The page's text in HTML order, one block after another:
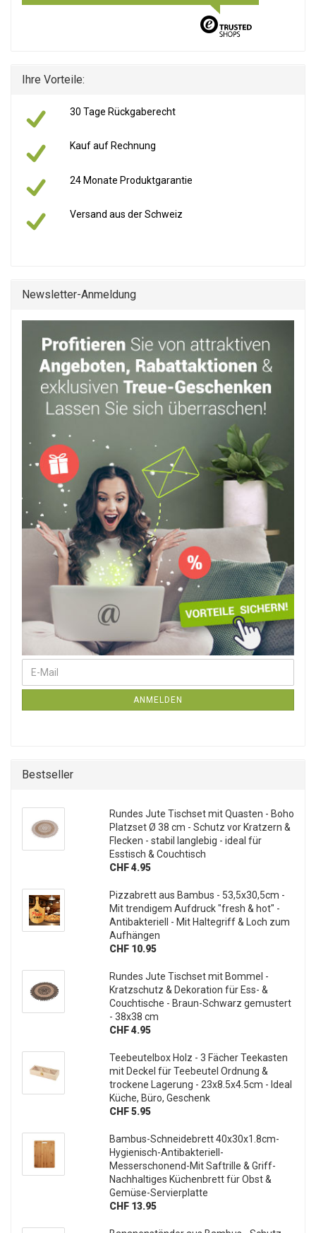
Ihre Vorteile:
30 Tage Rückgaberecht
Kauf auf Rechnung
24 Monate Produktgarantie
Versand aus der Schweiz
Newsletter-Anmeldung
ANMELDEN
Bestseller
Rundes Jute Tischset mit Quasten - Boho
Platzset Ø 38 cm - Schutz vor Kratzern &
Flecken - stabil langlebig - ideal für
Esstisch & Couchtisch
CHF 4.95
Pizzabrett aus Bambus - 53,5x30,5cm -
Mit trendigem Aufdruck "fresh & hot" -
Antibakteriell - Mit Haltegriff & Loch zum
Aufhängen
CHF 10.95
Rundes Jute Tischset mit Bommel -
Kratzschutz & Dekoration für Ess- &
Couchtische - Braun-Schwarz gemustert
- 38x38 cm
CHF 4.95
Teebeutelbox Holz - 3 Fächer Teekasten
mit Deckel für Teebeutel Ordnung &
trockene Lagerung - 23x8.5x4.5cm - Ideal
Küche, Büro, Geschenk
CHF 5.95
Bambus-Schneidebrett 40x30x1.8cm-
Hygienisch-Antibakteriell-
Messerschonend-Mit Saftrille & Griff-
Nachhaltiges Küchenbrett für Obst &
Gemüse-Servierplatte
CHF 13.95